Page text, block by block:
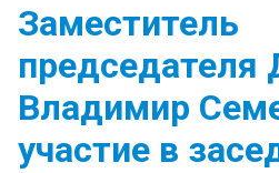
Заместитель
Владимир
участие в